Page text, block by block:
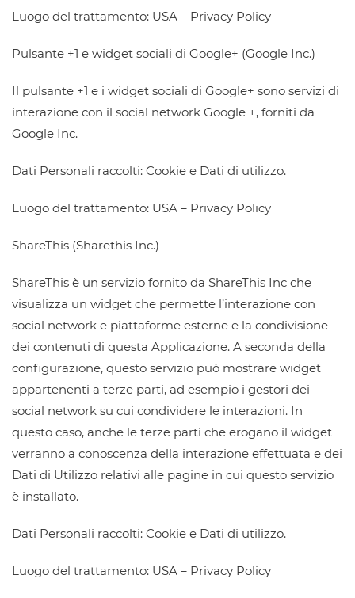
Luogo del trattamento: USA – Privacy Policy
Pulsante +1 e widget sociali di Google+ (Google Inc.)
Il pulsante +1 e i widget sociali di Google+ sono servizi di
interazione con il social network Google +, forniti da
Google Inc.
Dati Personali raccolti: Cookie e Dati di utilizzo.
Luogo del trattamento: USA – Privacy Policy
ShareThis (Sharethis Inc.)
ShareThis è un servizio fornito da ShareThis Inc che
visualizza un widget che permette l’interazione con
social network e piattaforme esterne e la condivisione
dei contenuti di questa Applicazione. A seconda della
configurazione, questo servizio può mostrare widget
appartenenti a terze parti, ad esempio i gestori dei
social network su cui condividere le interazioni. In
questo caso, anche le terze parti che erogano il widget
verranno a conoscenza della interazione effettuata e dei
Dati di Utilizzo relativi alle pagine in cui questo servizio
è installato.
Dati Personali raccolti: Cookie e Dati di utilizzo.
Luogo del trattamento: USA – Privacy Policy